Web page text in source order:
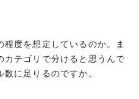
度を想定しているのか。ま
カテゴリで分けると思うんで
に足りるのですか。